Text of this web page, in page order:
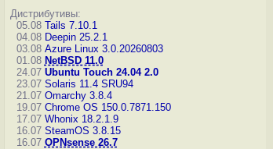
Дистрибутивы:
05.08 Tails 7.10.1
04.08 Deepin 25.2.1
03.08 Azure Linux 3.0.20260803
01.08 NetBSD 11.0
24.07 Ubuntu Touch 24.04 2.0
23.07 Solaris 11.4 SRU94
21.07 Omarchy 3.8.4
19.07 Chrome OS 150.0.7871.150
17.07 Whonix 18.2.1.9
16.07 SteamOS 3.8.15
16.07 OPNsense 26.7